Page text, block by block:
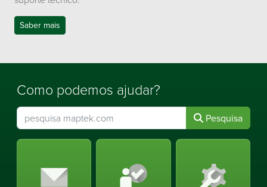
Saber mais
Como podemos ajudar?
Pesquisa